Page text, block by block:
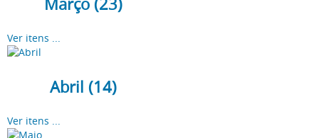
Ver itens ...
Abril (14)
Ver itens ...